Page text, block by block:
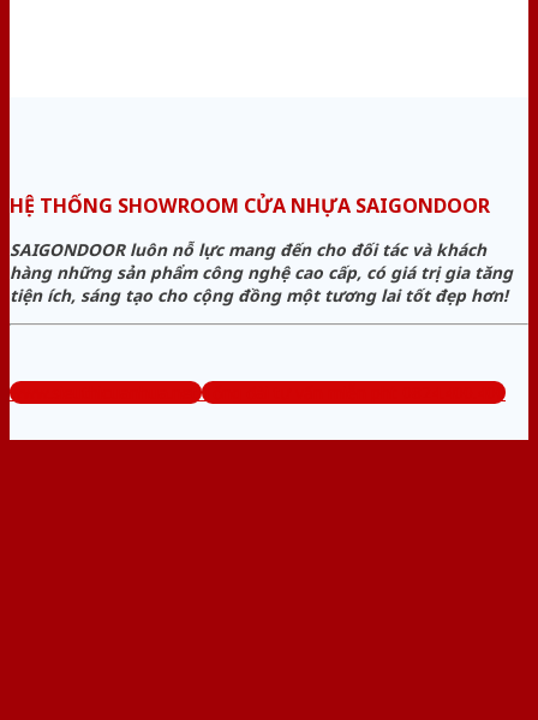
HỆ THỐNG SHOWROOM CỬA NHỰA SAIGONDOOR
SAIGONDOOR luôn nỗ lực mang đến cho đối tác và khách
hàng những sản phẩm công nghệ cao cấp, có giá trị gia tăng
tiện ích, sáng tạo cho cộng đồng một tương lai tốt đẹp hơn!
www.sieuthicuanhua.net Tổng đài tư vấn miễn phí: 0824.400.400